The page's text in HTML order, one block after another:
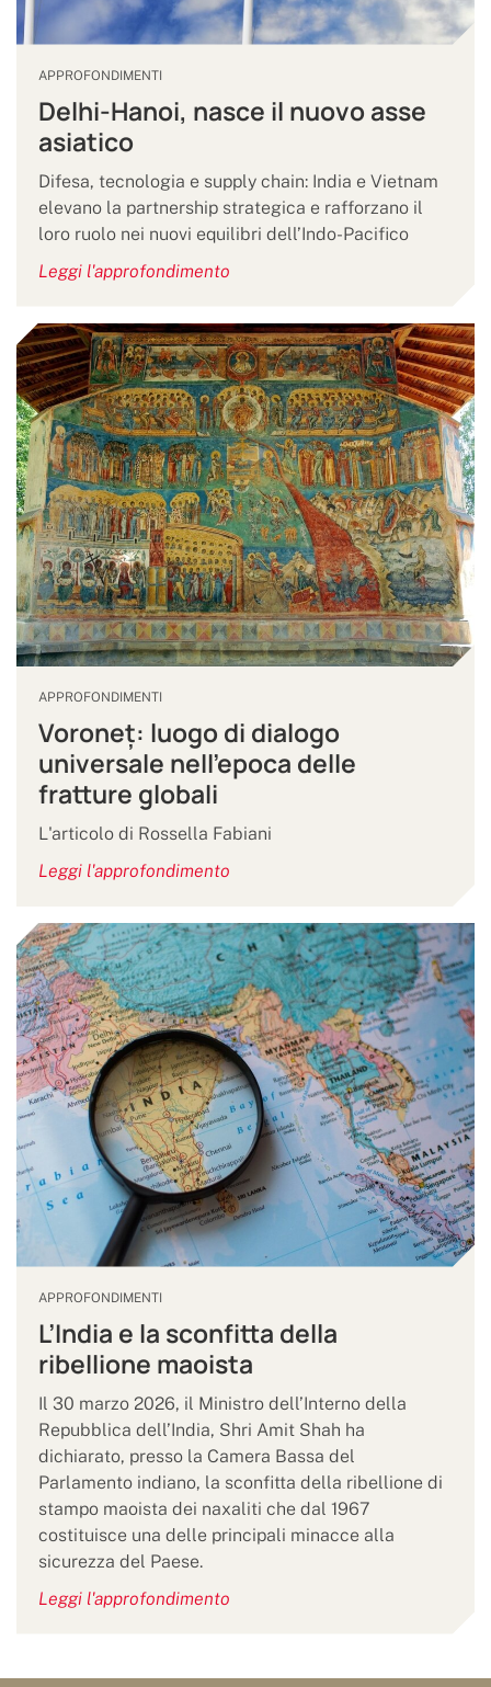
APPROFONDIMENTI
Delhi-Hanoi, nasce il nuovo asse
asiatico
Difesa, tecnologia e supply chain: India e Vietnam
elevano la partnership strategica e rafforzano il
loro ruolo nei nuovi equilibri dell’Indo-Pacifico
Leggi l'approfondimento
APPROFONDIMENTI
Voroneț: luogo di dialogo
universale nell’epoca delle
fratture globali
L'articolo di Rossella Fabiani
Leggi l'approfondimento
APPROFONDIMENTI
L’India e la sconfitta della
ribellione maoista
Il 30 marzo 2026, il Ministro dell’Interno della
Repubblica dell’India, Shri Amit Shah ha
dichiarato, presso la Camera Bassa del
Parlamento indiano, la sconfitta della ribellione di
stampo maoista dei naxaliti che dal 1967
costituisce una delle principali minacce alla
sicurezza del Paese.
Leggi l'approfondimento